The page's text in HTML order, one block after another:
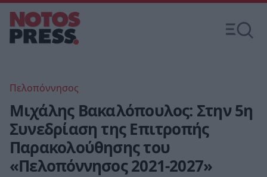
Πελοπόννησος
Μιχάλης Βακαλόπουλος: Στην 5η
Συνεδρίαση της Επιτροπής
Παρακολούθησης του
«Πελοπόννησος 2021-2027»